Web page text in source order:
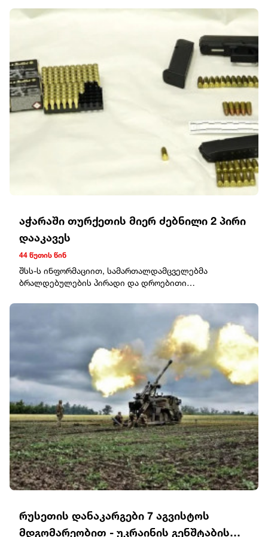
მართლსაწინააღმდეგოდ მიითვისეს.პოლიციამ
დანაშაულის ჩამდენი ერთი პირი მოსამართლის
განჩინების საფუძველზე დააკავა, მეორეს მიმართ კი
სისხლისსამართლებრივი დევნა დაუსწრებლად
დაიწყო და მასზე ძებნა გამოცხადდა.გამოძიება
სისხლის სამართლის კოდექსის 286-ე პრიმა მუხლით
მიმდინარეობს, რაც თავისუფლების 10 წლამდე ვადით
აღკვეთას ითვალისწინებს.
აჭარაში თურქეთის მიერ ძებნილი 2 პირი
დააკავეს
44 წუთის წინ
შსს-ს ინფორმაციით, სამართალდამცველებმა
ბრალდებულების პირადი და დროებითი
ამოიღეს ცეცხლსასროლი იარაღი და საბრძოლო
მასალა, მათ შორის: 2 პისტოლეტი, სამი მჭიდი და 129
ვაზნა. დგინდება, რომ ორივე დაკავებული სხვადასხვა
მძიმე დანაშაულისთვის იძებნებოდა.გამოძიება
სისხლის სამართლის კოდექსის 236-ე და 344-ე
მუხლებით მიმდინარეობს, რაც თავისუფლების 11
წლამდე აღკვეთას ითვალისწინებს.
რუსეთის დანაკარგები 7 აგვისტოს
მდგომარეობით - უკრაინის გენშტაბის